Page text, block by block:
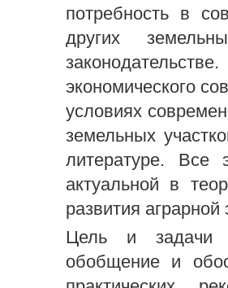
потребность в
других
экономического
условиях
земельных
литературе. Все
актуальной в
развития
Цель и задачи
обобщение и